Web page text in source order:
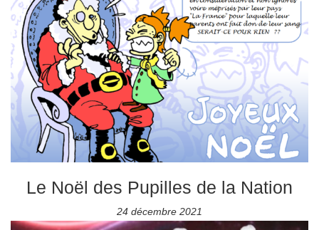
Le Noël des Pupilles de la Nation
24 décembre 2021